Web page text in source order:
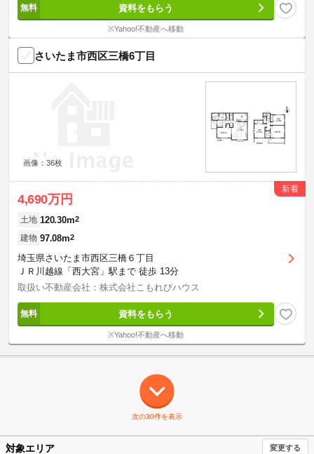
資料をもらう
※Yahoo!不動産へ移動
さいたま市西区三橋6丁目
画像：36枚
4,690万円
新着
土地 120.30m2
建物 97.08m2
埼玉県さいたま市西区三橋６丁目
ＪＲ川越線「西大宮」駅まで 徒歩 13分
取扱い不動産会社：株式会社こもれびハウス
資料をもらう
※Yahoo!不動産へ移動
次の30件を表示
対象エリア 変更する